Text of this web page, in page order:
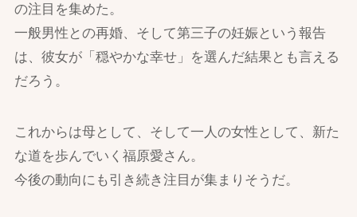
の注目を集めた。
一般男性との再婚、そして第三子の妊娠という報告
は、彼女が「穏やかな幸せ」を選んだ結果とも言える
だろう。
これからは母として、そして一人の女性として、新た
な道を歩んでいく福原愛さん。
今後の動向にも引き続き注目が集まりそうだ。